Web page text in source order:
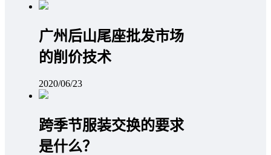
广州后山尾座批发市场
的削价技术
2020/06/23
跨季节服装交换的要求
是什么？